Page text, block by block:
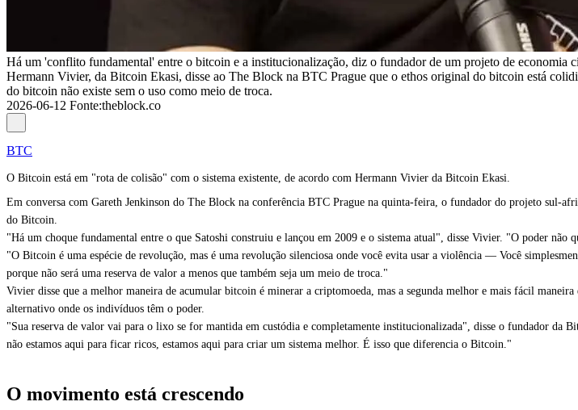
Há um 'conflito fundamental' entre o bitcoin e a institucionalização, diz o fundador de um projeto de economia
Hermann Vivier, da Bitcoin Ekasi, disse ao The Block na BTC Prague que o ethos original do bitcoin está
do bitcoin não existe sem o uso como meio de troca.
2026-06-12 Fonte:theblock.co
BTC
O Bitcoin está em "rota de colisão" com o sistema existente, de acordo com Hermann Vivier da Bitcoin Ekasi.
Em conversa com Gareth Jenkinson do The Block na conferência BTC Prague na quinta-feira, o fundador do projeto sul-
do Bitcoin.
"Há um choque fundamental entre o que Satoshi construiu e lançou em 2009 e o sistema atual", disse Vivier. "O poder não
"O Bitcoin é uma espécie de revolução, mas é uma revolução silenciosa onde você evita usar a violência — Você
porque não será uma reserva de valor a menos que também seja um meio de troca."
Vivier disse que a melhor maneira de acumular bitcoin é minerar a criptomoeda, mas a segunda melhor e mais fácil
alternativo onde os indivíduos têm o poder.
"Sua reserva de valor vai para o lixo se for mantida em custódia e completamente institucionalizada", disse o fundador da
não estamos aqui para ficar ricos, estamos aqui para criar um sistema melhor. É isso que diferencia o Bitcoin."
O movimento está crescendo